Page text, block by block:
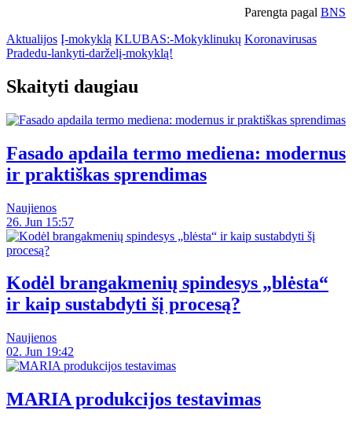
Parengta pagal BNS
Aktualijos Į-mokyklą KLUBAS:-Mokyklinukų Koronavirusas
Pradedu-lankyti-darželį-mokyklą!
Skaityti daugiau
Fasado apdaila termo mediena: modernus
ir praktiškas sprendimas
Naujienos
26. Jun 15:57
Kodėl brangakmenių spindesys „blėsta“
ir kaip sustabdyti šį procesą?
Naujienos
02. Jun 19:42
MARIA produkcijos testavimas